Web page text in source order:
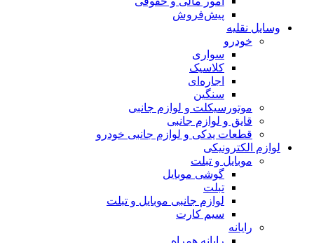
پیش‌فروش
وسایل نقلیه
خودرو
سواری
کلاسیک
اجاره‌ای
سنگین
موتورسیکلت و لوازم جانبی
قایق و لوازم جانبی
قطعات یدکی و لوازم جانبی خودرو
لوازم الکترونیکی
موبایل و تبلت
گوشی موبایل
تبلت
لوازم جانبی موبایل و تبلت
سیم کارت
رایانه